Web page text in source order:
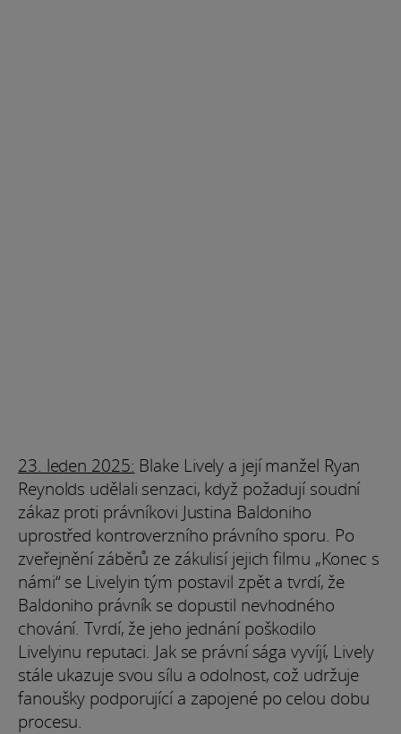
23. leden 2025: Blake Lively a její manžel Ryan
Reynolds udělali senzaci, když požadují soudní
zákaz proti právníkovi Justina Baldoniho
uprostřed kontroverzního právního sporu. Po
zveřejnění záběrů ze zákulisí jejich filmu „Konec s
námi“ se Livelyin tým postavil zpět a tvrdí, že
Baldoniho právník se dopustil nevhodného
chování. Tvrdí, že jeho jednání poškodilo
Livelyinu reputaci. Jak se právní sága vyvíjí, Lively
stále ukazuje svou sílu a odolnost, což udržuje
fanoušky podporující a zapojené po celou dobu
procesu.